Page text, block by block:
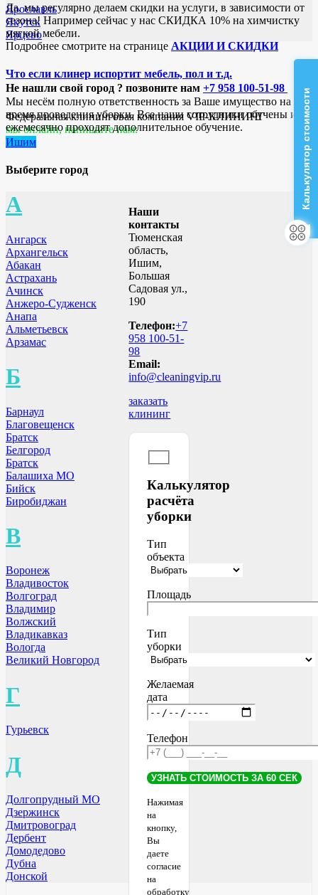
Ярославль
Якутск
Ярцево
Не нашли свой город ? позвоните нам +7 958 100-51-98
Федеральная клининговая компания VIP-КЛИНИНГ
мы онлайн, напишите нам:
Ишим
Выберите город
А
Ангарск
Архангельск
Абакан
Астрахань
Ачинск
Анжеро-Судженск
Анапа
Альметьевск
Арзамас
Б
Барнаул
Благовещенск
Братск
Белгород
Братск
Балашиха МО
Бийск
Биробиджан
В
Воронеж
Владивосток
Волгоград
Владимир
Волжский
Владикавказ
Вологда
Великий Новгород
Г
Гурьевск
Д
Долгопрудный МО
Дзержинск
Дмитровоград
Дербент
Домодедово
Дубна
Донской
Да, мы регулярно делаем скидки на услуги, в зависимости от
сезона! Например сейчас у нас СКИДКА 10% на химчистку
мягкой мебели.
Подробнее смотрите на странице АКЦИИ И СКИДКИ
Что если клинер испортит мебель, пол и т.д.
Мы несём полную ответственность за Ваше имущество на
время проведения уборки. Все наши сотрудники обучены и
ежемесячно проходят дополнительное обучение.
Наши
контакты
Тюменская
область,
Ишим,
Большая
Садовая ул.,
190
Телефон:+7
958 100-51-
98
Email:
info@cleaningvip.ru
заказать
клининг
Калькулятор
расчёта
уборки
Тип
объекта
Площадь
Тип
уборки
Желаемая
дата
Телефон
Нажимая
на
кнопку,
Вы
даете
согласие
на
обработку
Калькулятор стоимости